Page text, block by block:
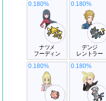
ナツメ
フーディン
0.180%
デンジ
レントラー
0.180%
0.180% 0.180%